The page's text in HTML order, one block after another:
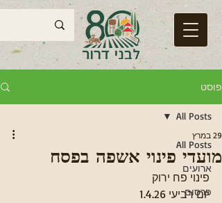
פוסט
All Posts
ארועים
פרסום
All Posts
מועדי פינוי אשפה בפסח
29 במרץ
פינוי פח ירוק
יום רביעי 1.4.26